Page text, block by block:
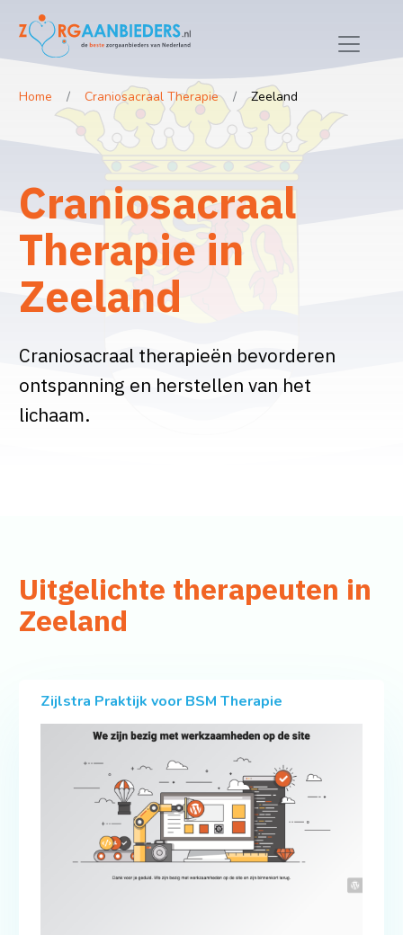
Home Craniosacraal Therapie Zeeland
Craniosacraal
Therapie in
Zeeland
Craniosacraal therapieën bevorderen
ontspanning en herstellen van het
lichaam.
Uitgelichte therapeuten in
Zeeland
Zijlstra Praktijk voor BSM Therapie